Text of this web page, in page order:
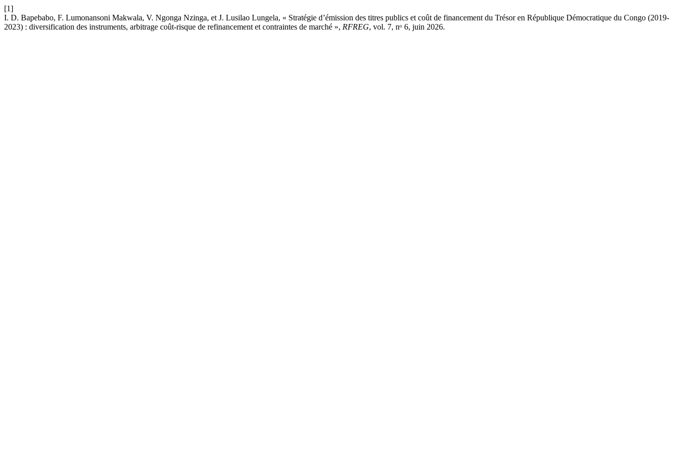
[1]
I. D. Bapebabo, F. Lumonansoni Makwala, V. Ngonga Nzinga, et J. Lusilao Lungela, « Stratégie d’émission des titres publics et coût de financement du Trésor en République Démocratique du Congo (2019-
2023) : diversification des instruments, arbitrage coût-risque de refinancement et contraintes de marché », RFREG, vol. 7, nᵒ 6, juin 2026.